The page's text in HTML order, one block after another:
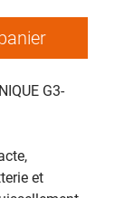
G3-
et